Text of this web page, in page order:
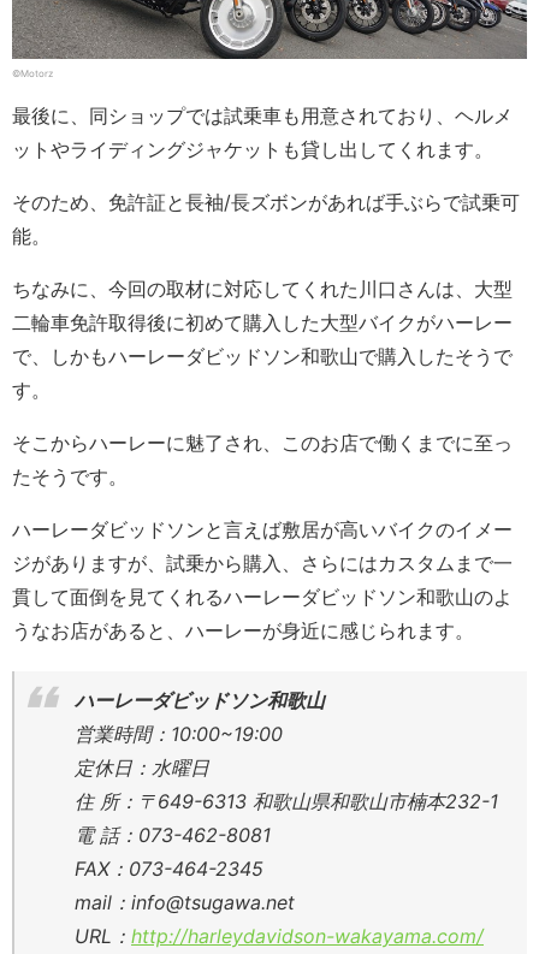
©Motorz
最後に、同ショップでは試乗車も用意されており、ヘルメ
ットやライディングジャケットも貸し出してくれます。
そのため、免許証と長袖/長ズボンがあれば手ぶらで試乗可
能。
ちなみに、今回の取材に対応してくれた川口さんは、大型
二輪車免許取得後に初めて購入した大型バイクがハーレー
で、しかもハーレーダビッドソン和歌山で購入したそうで
す。
そこからハーレーに魅了され、このお店で働くまでに至っ
たそうです。
ハーレーダビッドソンと言えば敷居が高いバイクのイメー
ジがありますが、試乗から購入、さらにはカスタムまで一
貫して面倒を見てくれるハーレーダビッドソン和歌山のよ
うなお店があると、ハーレーが身近に感じられます。
ハーレーダビッドソン和歌山
営業時間：10:00~19:00
定休日：水曜日
住 所：〒649-6313 和歌山県和歌山市楠本232-1
電 話：073-462-8081
FAX：073-464-2345
mail：info@tsugawa.net
URL： http://harleydavidson-wakayama.com/